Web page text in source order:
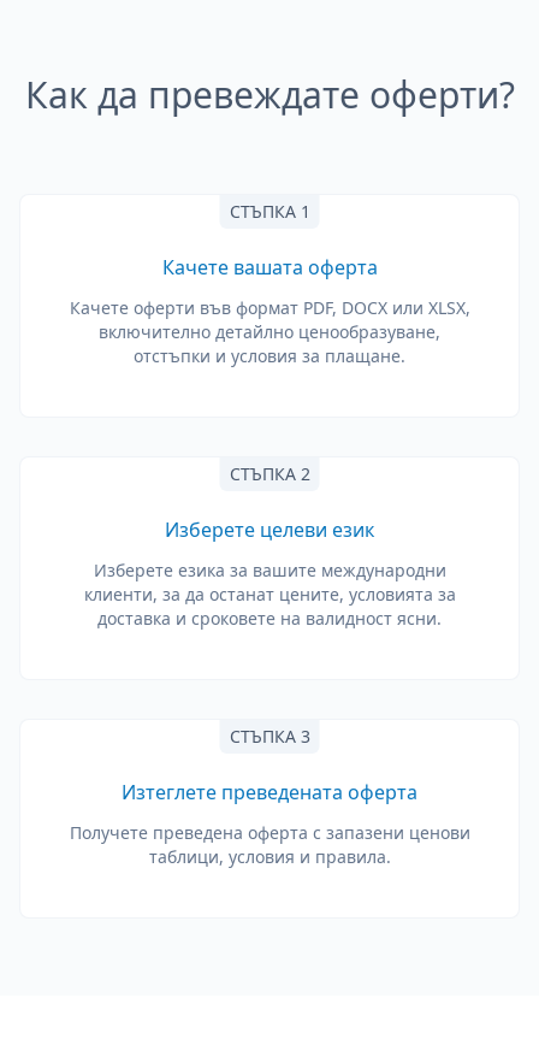
Как да превеждате оферти?
СТЪПКА 1
Качете вашата оферта
Качете оферти във формат PDF, DOCX или XLSX,
включително детайлно ценообразуване,
отстъпки и условия за плащане.
СТЪПКА 2
Изберете целеви език
Изберете езика за вашите международни
клиенти, за да останат цените, условията за
доставка и сроковете на валидност ясни.
СТЪПКА 3
Изтеглете преведената оферта
Получете преведена оферта с запазени ценови
таблици, условия и правила.